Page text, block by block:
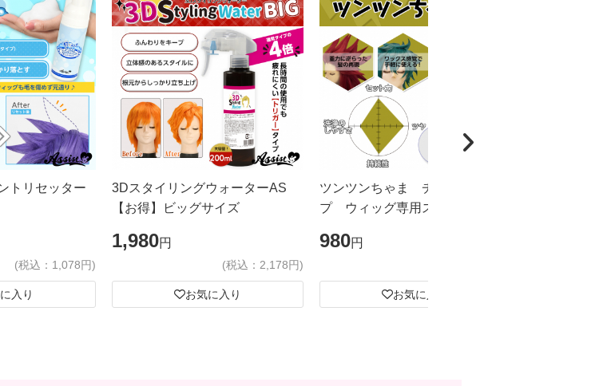
トリセッター
(税込：1,078円)
入り
3DスタイリングウォーターAS
【お得】ビッグサイズ
1,980円
(税込：2,178円)
お気に入り
ツンツンちゃま チューブタイ
プ ウィッグ専用スーパーハード
980円
お気に入り